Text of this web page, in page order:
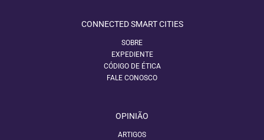
CONNECTED SMART CITIES
SOBRE
EXPEDIENTE
CÓDIGO DE ÉTICA
FALE CONOSCO
OPINIÃO
ARTIGOS